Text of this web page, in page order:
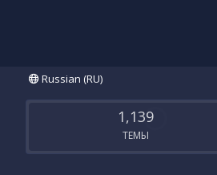
Russian (RU)
1,139
ТЕМЫ